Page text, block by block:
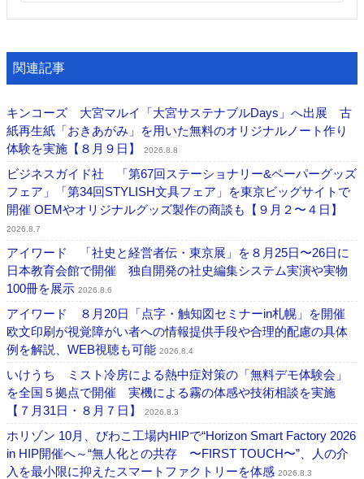
関連記事
キンコーズ 大宮マルイ「大宮サステナブルDays」へ出展 古
紙再生紙「おきあがみ」を用いた無料のオリジナルノート作り
体験を実施【８月９日】
2026.8.8
ビジネスガイド社 「第67回ステーショナリー&ペーパーグッズ
フェア」「第34回STYLISH文具フェア」を東京ビッグサイトで
開催 OEMやオリジナルグッズ製作の商談も【９月２〜４日】
2026.8.7
アイワード 「社史と経営者伝・東京展」を８月25日〜26日に
日本教育会館で開催 独自開発の社史編集システム実演や実物
100冊を展示 2026.8.6
アイワード ８月20日「点字・触知図セミナーin札幌」を開催
欧文印刷が視覚障がい者への情報提供手段や合理的配慮の具体
例を解説、WEB視聴も可能 2026.8.4
いけうち ミスト冷房による熱中症対策の「無料デモ体験会」
を全国５拠点で開催 実機による霧の体感や技術相談を実施
【７月31日・８月７日】
2026.8.3
ホリゾン 10月、びわこ工場内HIPで“Horizon Smart Factory 2026
in HIP開催へ～“無人化との共存 〜FIRST TOUCH〜”、人の介
入を最小限に抑えたスマートファクトリーを体感 2026.8.3